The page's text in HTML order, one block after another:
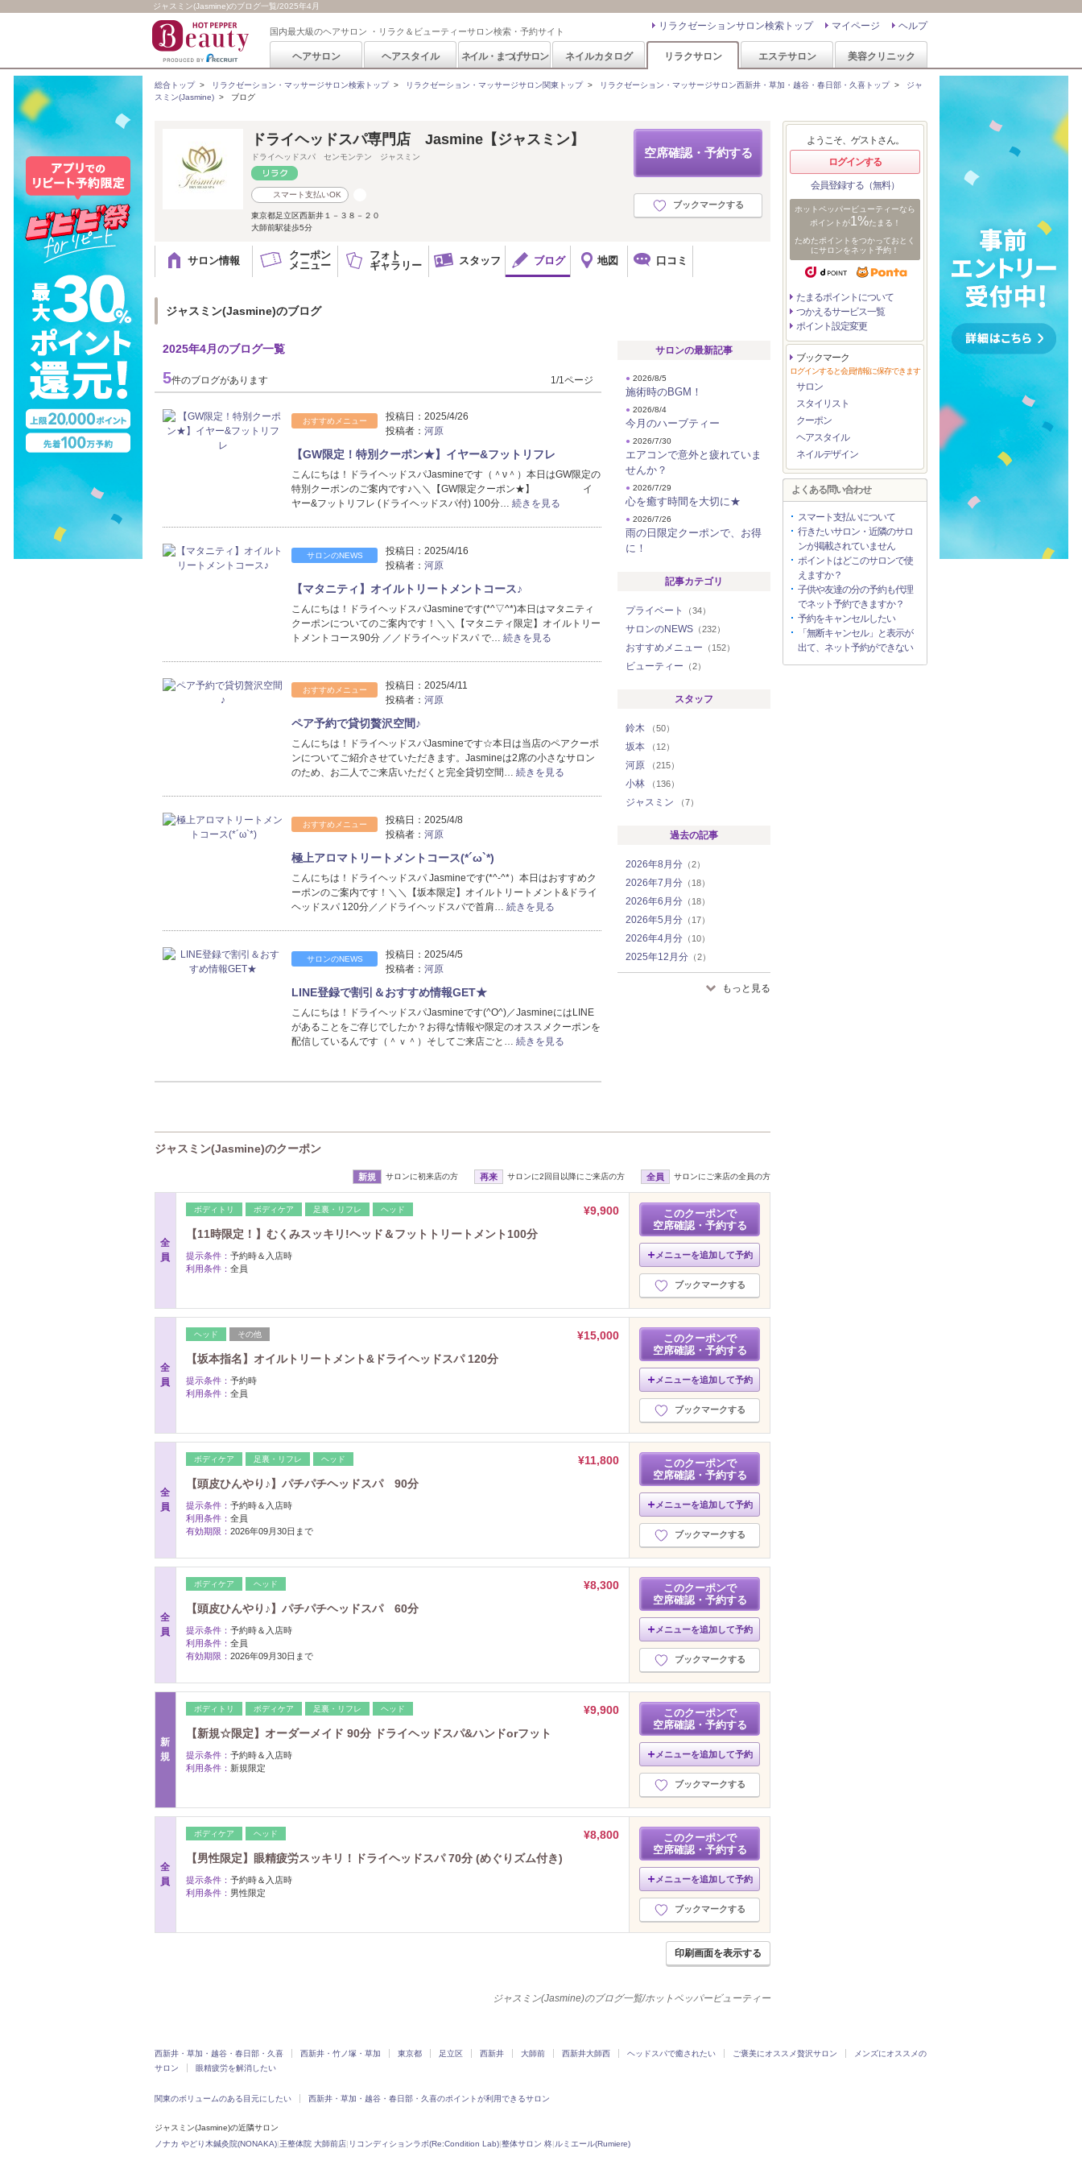
ジャスミン(Jasmine)のブログ一覧/2025年4月
国内最大級のヘアサロン ・リラク＆ビューティーサロン検索・予約サイト ヘルプ
マイページ
リラクゼーションサロン検索トップ
ヘアサロン ヘアスタイル ネイル・まつげサロン ネイルカタログ リラクサロン エステサロン 美容クリニック
総合トップ> リラクゼーション・マッサージサロン検索トップ> リラクゼーション・マッサージサロン関東トップ> リラクゼーション・マッサージサロン西新井・草加・越谷・春日部・久喜トップ> ジャ
スミン(Jasmine) > ブログ
空席確認・予約する
ブックマークする
ドライヘッドスパ専門店 Jasmine【ジャスミン】
ドライヘッドスパ センモンテン ジャスミン
スマート支払いOK
東京都足立区西新井１－３８－２０
大師前駅徒歩5分
サロン情報
クーポン
メニュー
フォト
ギャラリー
スタッフ ブログ 地図 口コミ
ジャスミン(Jasmine)のブログ
2025年4月のブログ一覧
5件のブログがあります 1/1ページ
おすすめメニュー 投稿日： 2025/4/26
投稿者： 河原
【GW限定！特別クーポン★】イヤー&フットリフレ
こんにちは！ドライヘッドスパJasmineです（＾ν＾）本日はGW限定の
特別クーポンのご案内です♪＼＼【GW限定クーポン★】 イ
ヤー&フットリフレ (ドライヘッドスパ付) 100分… 続きを見る
サロンのNEWS 投稿日： 2025/4/16
投稿者： 河原
【マタニティ】オイルトリートメントコース♪
こんにちは！ドライヘッドスパJasmineです(*^▽^*)本日はマタニティ
クーポンについてのご案内です！＼＼【マタニティ限定】オイルトリー
トメントコース90分 ／／ドライヘッドスパ で… 続きを見る
おすすめメニュー 投稿日： 2025/4/11
投稿者： 河原
ペア予約で貸切贅沢空間♪
こんにちは！ドライヘッドスパJasmineです☆本日は当店のペアクーポ
ンについてご紹介させていただきます。Jasmineは2席の小さなサロン
のため、お二人でご来店いただくと完全貸切空間… 続きを見る
おすすめメニュー 投稿日： 2025/4/8
投稿者： 河原
極上アロマトリートメントコース(*´ω`*)
こんにちは！ドライヘッドスパ Jasmineです(*^-^*）本日はおすすめク
ーポンのご案内です！＼＼【坂本限定】オイルトリートメント&ドライ
ヘッドスパ 120分／／ドライヘッドスパで首肩… 続きを見る
サロンのNEWS 投稿日： 2025/4/5
投稿者： 河原
LINE登録で割引＆おすすめ情報GET★
こんにちは！ドライヘッドスパJasmineです(^O^)／JasmineにはLINE
があることをご存じでしたか？お得な情報や限定のオススメクーポンを
配信しているんです（＾ｖ＾）そしてご来店ごと… 続きを見る
サロンの最新記事
● 2026/8/5
施術時のBGM！
● 2026/8/4
今月のハーブティー
● 2026/7/30
エアコンで意外と疲れていま
せんか？
● 2026/7/29
心を癒す時間を大切に★
● 2026/7/26
雨の日限定クーポンで、お得
に！
記事カテゴリ
プライベート （34）
サロンのNEWS （232）
おすすめメニュー （152）
ビューティー （2）
スタッフ
鈴木 （50）
坂本 （12）
河原 （215）
小林 （136）
ジャスミン （7）
過去の記事
2026年8月分 （2）
2026年7月分 （18）
2026年6月分 （18）
2026年5月分 （17）
2026年4月分 （10）
2025年12月分 （2）
2025年11月分（1）
2024年10月分 （5）
2024年8月分（4）
2024年7月分（8）
2024年6月分 （5）
2024年5月分（3）
2024年4月分 （6）
2024年3月分（3）
2024年2月分（2）
2024年1月分（6）
2023年12月分（2）
2023年11月分（7）
2023年10月分（7）
2023年9月分（5）
2023年7月分（7）
2023年6月分（5）
2023年5月分（9）
2023年4月分 （5）
2023年3月分（6）
2023年2月分（6）
2023年1月分（13）
2022年12月分（12）
2022年11月分（5）
2022年10月分 （9）
2022年9月分（7）
2022年8月分 （8）
2022年5月分（8）
2022年4月分（8）
2022年3月分 （6）
2022年2月分（8）
2022年1月分 （6）
2021年12月分（10）
2021年11月分（9）
2021年10月分（8）
2021年9月分
2021年8月分（5）
2021年7月分（4）
2021年6月分（2）
2021年5月分
2021年4月分（9）
2021年2月分（4）
2020年11月分（1）
2020年6月分
もっと見る
ジャスミン(Jasmine)のクーポン
新規 サロンに初来店の方 再来 サロンに2回目以降にご来店の方 全員 サロンにご来店の全員の方
全
員
ボディトリ ボディケア 足裏・リフレ ヘッド
¥9,900
【11時限定！】むくみスッキリ!ヘッド＆フットトリートメント100分
提示条件： 予約時＆入店時
利用条件： 全員
このクーポンで
空席確認・予約する
メニューを追加して予約
ブックマークする
全
員
ヘッド その他
¥15,000
【坂本指名】オイルトリートメント&ドライヘッドスパ 120分
提示条件： 予約時
利用条件： 全員
このクーポンで
空席確認・予約する
メニューを追加して予約
ブックマークする
全
員
ボディケア 足裏・リフレ ヘッド
¥11,800
【頭皮ひんやり♪】パチパチヘッドスパ 90分
提示条件： 予約時＆入店時
利用条件： 全員
有効期限： 2026年09月30日まで
このクーポンで
空席確認・予約する
メニューを追加して予約
ブックマークする
全
員
ボディケア ヘッド
¥8,300
【頭皮ひんやり♪】パチパチヘッドスパ 60分
提示条件： 予約時＆入店時
利用条件： 全員
有効期限： 2026年09月30日まで
このクーポンで
空席確認・予約する
メニューを追加して予約
ブックマークする
新
規
ボディトリ ボディケア 足裏・リフレ ヘッド
¥9,900
【新規☆限定】オーダーメイド 90分 ドライヘッドスパ&ハンドorフット
提示条件： 予約時＆入店時
利用条件： 新規限定
このクーポンで
空席確認・予約する
メニューを追加して予約
ブックマークする
全
員
ボディケア ヘッド
¥8,800
【男性限定】眼精疲労スッキリ！ドライヘッドスパ 70分 (めぐりズム付き)
提示条件： 予約時＆入店時
利用条件： 男性限定
このクーポンで
空席確認・予約する
メニューを追加して予約
ブックマークする
印刷画面を表示する
ジャスミン(Jasmine)のブログ一覧/ホットペッパービューティー
ようこそ、ゲストさん。
ログインする
会員登録する（無料）
ホットペッパービューティーなら
ポイントが1%たまる！
ためたポイントをつかっておとく
にサロンをネット予約！
たまるポイントについて
つかえるサービス一覧
ポイント設定変更
ブックマーク
ログインすると会員情報に保存できます
サロン
スタイリスト
クーポン
ヘアスタイル
ネイルデザイン
よくある問い合わせ
スマート支払いについて
行きたいサロン・近隣のサロ
ンが掲載されていません
ポイントはどこのサロンで使
えますか？
子供や友達の分の予約も代理
でネット予約できますか？
予約をキャンセルしたい
「無断キャンセル」と表示が
出て、ネット予約ができない
西新井・草加・越谷・春日部・久喜 西新井・竹ノ塚・草加 東京都 足立区 西新井 大師前 西新井大師西 ヘッドスパで癒されたい ご褒美にオススメ贅沢サロン
メンズにオススメの
サロン
眼精疲労を解消したい
関東のボリュームのある目元にしたい 西新井・草加・越谷・春日部・久喜のポイントが利用できるサロン
ジャスミン(Jasmine)の近隣サロン
ノナカ やどり木鍼灸院(NONAKA)|王整体院 大師前店| リコンディションラボ(Re:Condition Lab)|整体サロン 柊|ルミエール(Rumiere)